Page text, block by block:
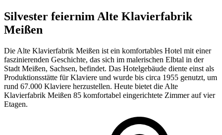
Silvester feiernim Alte Klavierfabrik
Meißen
Die Alte Klavierfabrik Meißen ist ein komfortables Hotel mit einer
faszinierenden Geschichte, das sich im malerischen Elbtal in der
Stadt Meißen, Sachsen, befindet. Das Hotelgebäude diente einst als
Produktionsstätte für Klaviere und wurde bis circa 1955 genutzt, um
rund 67.000 Klaviere herzustellen. Heute bietet die Alte
Klavierfabrik Meißen 85 komfortabel eingerichtete Zimmer auf vier
Etagen.